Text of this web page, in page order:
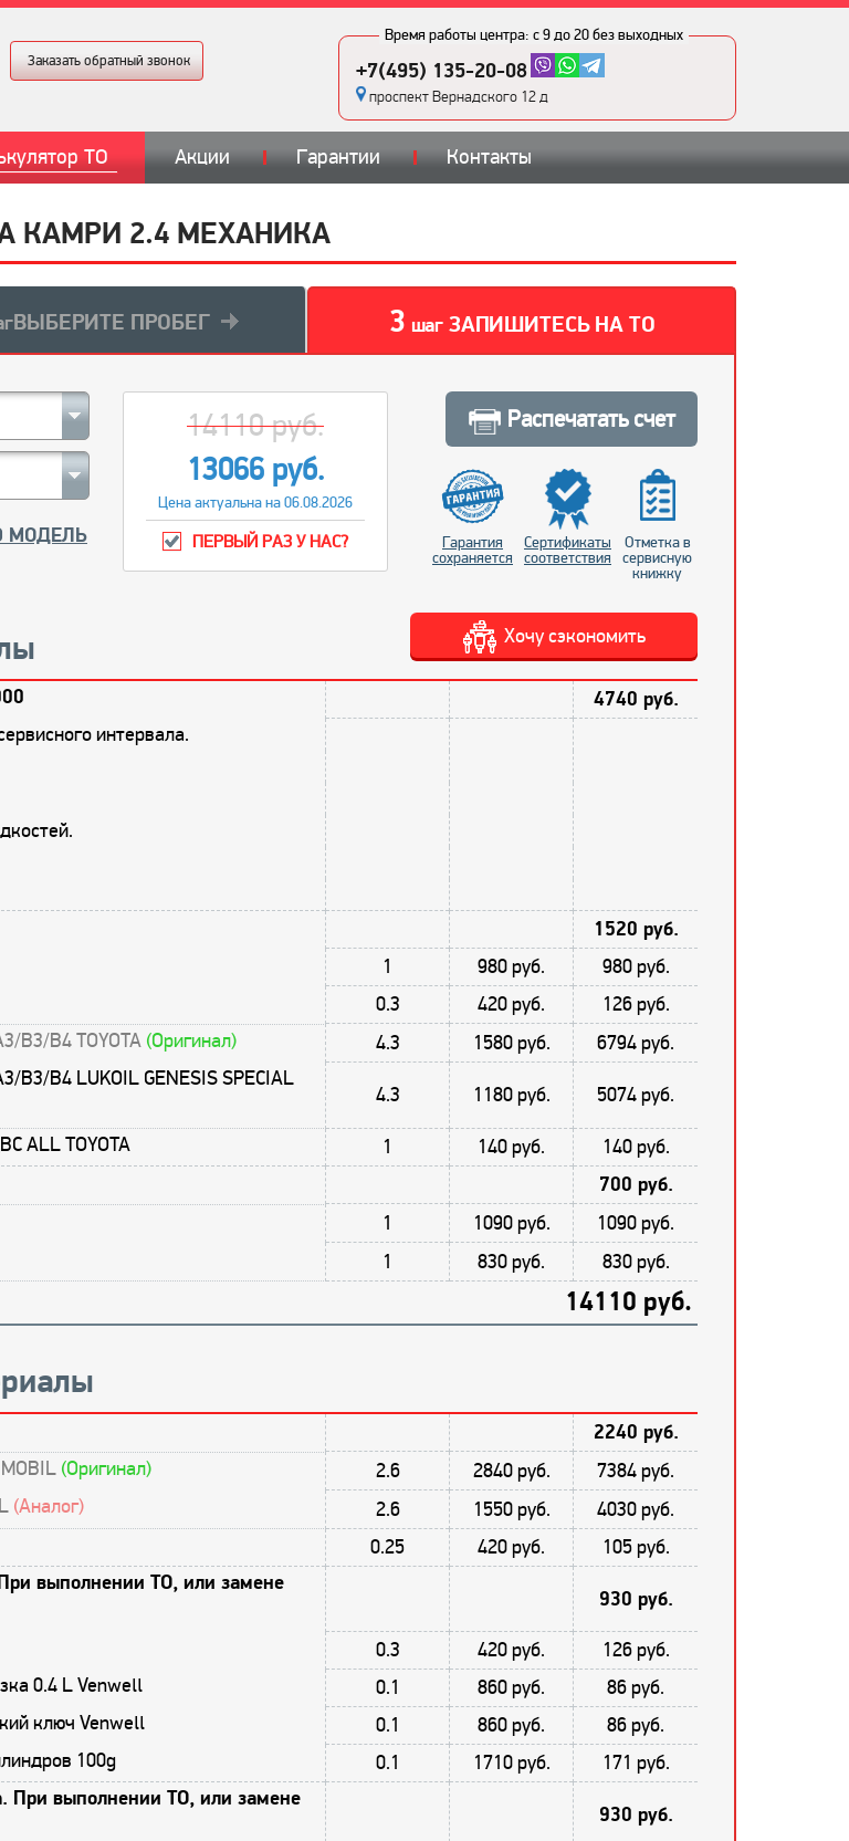
Заказать обратный звонок
Время работы центра: с 9 до 20 без выходных
+7(495) 135-20-08
проспект Вернадского 12 д
ТО Акции Гарантии Контакты
КАМРИ 2.4 МЕХАНИКА
ВЫБЕРИТЕ ПРОБЕГ 3 шаг ЗАПИШИТЕСЬ НА ТО
МОДЕЛЬ
14110 руб.
13066 руб.
Цена актуальна на 06.08.2026
ПЕРВЫЙ РАЗ У НАС?
Распечатать счет
Гарантия
сохраняется
Сертификаты
соответствия
Отметка в
сервисную
книжку
Хочу сэкономить
4740 руб.
интервала.
1520 руб.
1 980 руб.
980 руб.
0.3 420 руб.
126 руб.
B3/B4 TOYOTA (Оригинал) 4.3 1580 руб.
6794 руб.
B3/B4 LUKOIL GENESIS SPECIAL
4.3 1180 руб. 5074 руб.
ALL TOYOTA 1 140 руб. 140 руб.
700 руб.
1 1090 руб.
1090 руб.
1 830 руб. 830 руб.
14110 руб.
2240 руб.
(Оригинал) 2.6 2840 руб.
7384 руб.
(Аналог) 2.6 1550 руб.
4030 руб.
0.25 420 руб. 105 руб.
выполнении ТО, или замене
930 руб.
0.3 420 руб.
126 руб.
0.4 L Venwell
0.1 860 руб.
86 руб.
ключ Venwell
0.1 860 руб.
86 руб.
100g
0.1 1710 руб. 171 руб.
При выполнении ТО, или замене
930 руб.